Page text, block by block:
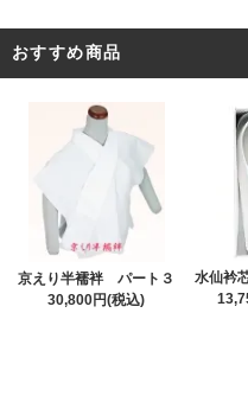
おすすめ商品
京えり半襦袢 パート３
30,800円(税込)
水仙衿